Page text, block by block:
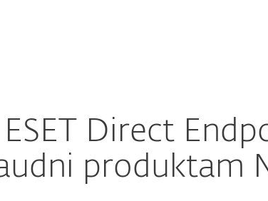
Direct
produktam